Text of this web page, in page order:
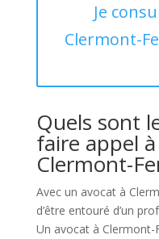
Je
Clermont-
Quels sont
faire appel
Clermont-
Avec un avocat à
d’être entouré d’un
Un avocat à